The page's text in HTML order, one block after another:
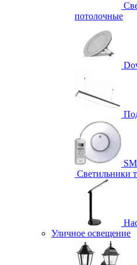
потолочные
Светильники
Уличное освещение